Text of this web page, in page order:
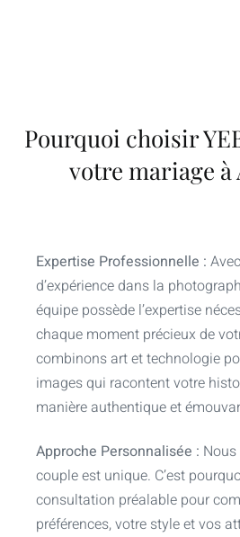
Pourquoi choisir
votre mariage à
Expertise Professionnelle :
d’expérience dans la
équipe possède l’expertise
chaque moment précieux de
combinons art et technologie
images qui racontent votre
manière authentique et
Approche Personnalisée :
couple est unique. C’est
consultation préalable pour
préférences, votre style et vos